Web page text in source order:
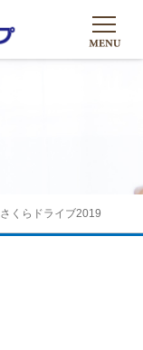
さくらドライブ2019